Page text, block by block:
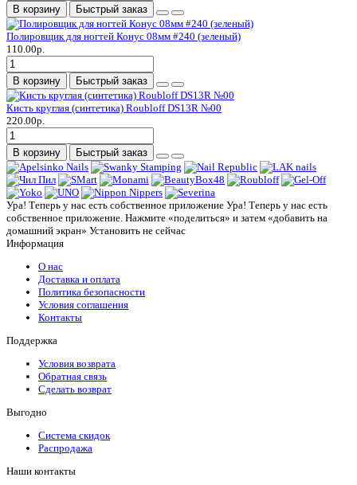
В корзину Быстрый заказ
Полировщик для ногтей Конус 08мм #240 (зеленый)
110.00р.
В корзину Быстрый заказ
Кисть круглая (синтетика) Roubloff DS13R №00
220.00р.
В корзину Быстрый заказ
Ура! Теперь у нас есть собственное приложение Ура! Теперь у нас есть
собственное приложение. Нажмите «поделиться» и затем «добавить на
домашний экран» Установить не сейчас
Информация
О нас
Доставка и оплата
Политика безопасности
Условия соглашения
Контакты
Поддержка
Условия возврата
Обратная связь
Сделать возврат
Выгодно
Система скидок
Распродажа
Наши контакты